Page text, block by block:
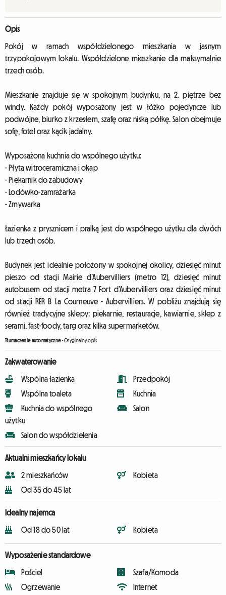
Opis
Pokój w ramach współdzielonego mieszkania w jasnym
trzypokojowym lokalu. Współdzielone mieszkanie dla maksymalnie
trzech osób.
Mieszkanie znajduje się w spokojnym budynku, na 2. piętrze bez
windy. Każdy pokój wyposażony jest w łóżko pojedyncze lub
podwójne, biurko z krzesłem, szafę oraz niską półkę. Salon obejmuje
sofę, fotel oraz kącik jadalny.
Wyposażona kuchnia do wspólnego użytku:
- Płyta witroceramiczna i okap
- Piekarnik do zabudowy
- Lodówko-zamrażarka
- Zmywarka
Łazienka z prysznicem i pralką jest do wspólnego użytku dla dwóch
lub trzech osób.
Budynek jest idealnie położony w spokojnej okolicy, dziesięć minut
pieszo od stacji Mairie d’Aubervilliers (metro 12), dziesięć minut
autobusem od stacji metra 7 Fort d’Aubervilliers oraz dziesięć minut
od stacji RER B La Courneuve - Aubervilliers. W pobliżu znajdują się
również tradycyjne sklepy: piekarnie, restauracje, kawiarnie, sklep z
serami, fast-foody, targ oraz kilka supermarketów.
Tłumaczenie automatyczne-Oryginalny opis
Zakwaterowanie
Wspólna łazienka
Wspólna toaleta
Kuchnia do wspólnego
użytku
Salon do współdzielenia
Przedpokój
Kuchnia
Salon
Aktualni mieszkańcy lokalu
2 mieszkańców
Od 35 do 45 lat
Kobieta
Idealny najemca
Od 18 do 50 lat Kobieta
Wyposażenie standardowe
Pościel
Ogrzewanie
Szafa/Komoda
Internet